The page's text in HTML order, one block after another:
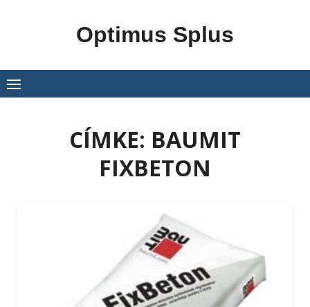
Optimus Splus
CÍMKE: BAUMIT
FIXBETON